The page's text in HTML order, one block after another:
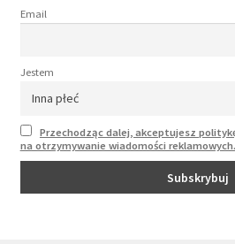
Email
Jestem
Przechodząc dalej, akceptujesz
na otrzymywanie wiadomości reklamowych.